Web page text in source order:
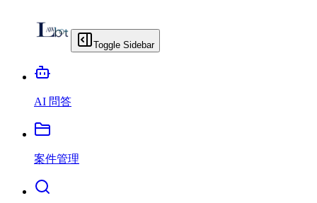
Toggle Sidebar
AI 問答
案件管理